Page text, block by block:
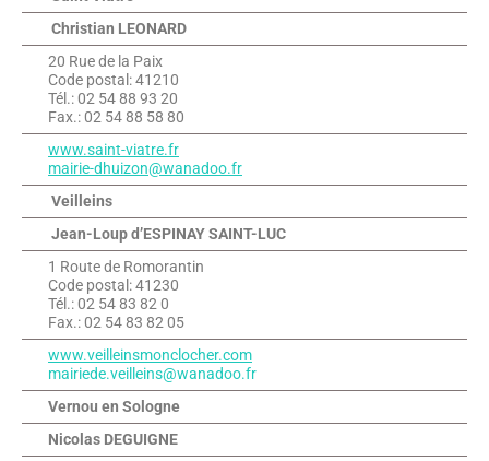
Christian LEONARD
20 Rue de la Paix
Code postal: 41210
Tél.: 02 54 88 93 20
Fax.: 02 54 88 58 80
www.saint-viatre.fr
mairie-dhuizon@wanadoo.fr
Veilleins
Jean-Loup d’ESPINAY SAINT-LUC
1 Route de Romorantin
Code postal: 41230
Tél.: 02 54 83 82 0
Fax.: 02 54 83 82 05
www.veilleinsmonclocher.com
mairiede.veilleins@wanadoo.fr
Vernou en Sologne
Nicolas DEGUIGNE